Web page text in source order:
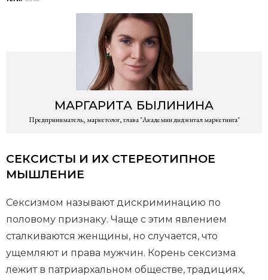
МАРГАРИТА БЫЛИНИНА
Предприниматель, маркетолог, глава "Академии диджитал маркетинга"
СЕКСИСТЫ И ИХ СТЕРЕОТИПНОЕ
МЫШЛЕНИЕ
Сексизмом называют дискриминацию по
половому признаку. Чаще с этим явлением
сталкиваются женщины, но случается, что
ущемляют и права мужчин. Корень сексизма
лежит в патриархальном обществе, традициях,